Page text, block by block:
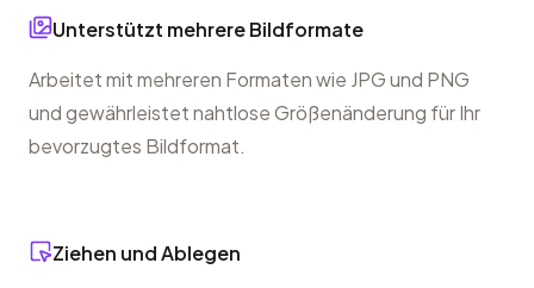
Unterstützt mehrere Bildformate
Arbeitet mit mehreren Formaten wie JPG und PNG
und gewährleistet nahtlose Größenänderung für Ihr
bevorzugtes Bildformat.
Ziehen und Ablegen